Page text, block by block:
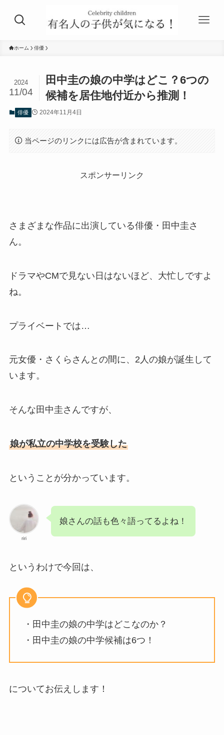
ホーム 俳優
田中圭の娘の中学はどこ？6つの
候補を居住地付近から推測！
2024
11/04
俳優 2024年11月4日
当ページのリンクには広告が含まれています。
スポンサーリンク
さまざまな作品に出演している俳優・田中圭さ
ん。
ドラマやCMで見ない日はないほど、大忙しですよ
ね。
プライベートでは…
元女優・さくらさんとの間に、2人の娘が誕生して
います。
そんな田中圭さんですが、
娘が私立の中学校を受験した
ということが分かっています。
riri
娘さんの話も色々語ってるよね！
というわけで今回は、
・田中圭の娘の中学はどこなのか？
・田中圭の娘の中学候補は6つ！
についてお伝えします！